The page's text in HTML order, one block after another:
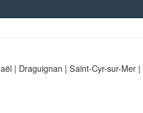
| Draguignan | Saint-Cyr-sur-Mer |